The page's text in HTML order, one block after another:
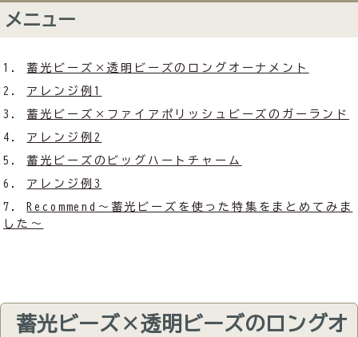
メニュー
蓄光ビーズ×透明ビーズのロングオーナメント
アレンジ例1
蓄光ビーズ×ファイアポリッシュビーズのガーランド
アレンジ例2
蓄光ビーズのビッグハートチャーム
アレンジ例3
Recommend～蓄光ビーズを使った特集をまとめてみま
した～
蓄光ビーズ×透明ビーズのロングオ